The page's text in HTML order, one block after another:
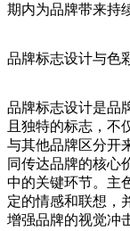
期内为品牌带来持
品牌标志设计与色
品牌标志设计是品
且独特的标志，不
与其他品牌区分开
同传达品牌的核心
中的关键环节。主
定的情感和联想，
增强品牌的视觉冲